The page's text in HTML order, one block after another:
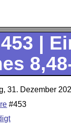
|
31. Dezember
#453